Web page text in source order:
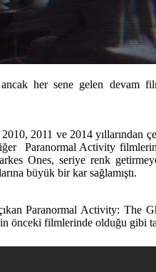
her sene gelen devam
2010, 2011 ve 2014
Paranormal Activity
Ones,seriye renk
büyük bir kar sağlamıştı.
Paranormal Activity: The
filmlerinde olduğu gibi